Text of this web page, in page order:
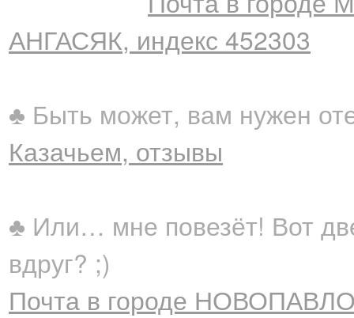
АНГАСЯК, индекс 452303
♣ Быть может, вам нужен
Казачьем, отзывы
♣ Или… мне повезёт! Вот
вдруг? ;)
Почта в городе